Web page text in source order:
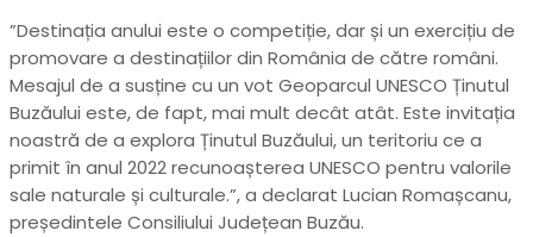
”Destinația anului este o competiție, dar și un exercițiu de
promovare a destinațiilor din România de către români.
Mesajul de a susține cu un vot Geoparcul UNESCO Ținutul
Buzăului este, de fapt, mai mult decât atât. Este invitația
noastră de a explora Ținutul Buzăului, un teritoriu ce a
primit în anul 2022 recunoașterea UNESCO pentru valorile
sale naturale și culturale.”, a declarat Lucian Romașcanu,
președintele Consiliului Județean Buzău.